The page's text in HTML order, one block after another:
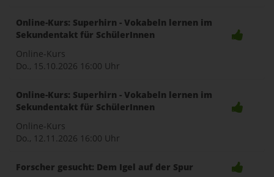
Online-Kurs: Superhirn - Vokabeln lernen im
Sekundentakt für SchülerInnen
Online-Kurs
Do., 15.10.2026 16:00 Uhr
Online-Kurs: Superhirn - Vokabeln lernen im
Sekundentakt für SchülerInnen
Online-Kurs
Do., 12.11.2026 16:00 Uhr
Forscher gesucht: Dem Igel auf der Spur